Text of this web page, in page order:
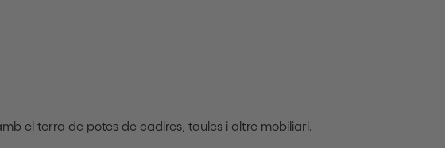
el terra de potes de cadires, taules i altre mobiliari.